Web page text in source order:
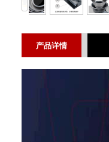
产品详情